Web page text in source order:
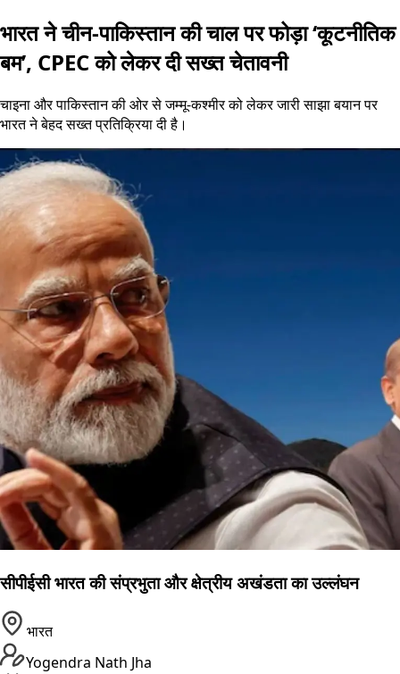
भारत ने चीन-पाकिस्तान की चाल पर फोड़ा ‘कूटनीतिक
बम’, CPEC को लेकर दी सख्त चेतावनी
चाइना और पाकिस्तान की ओर से जम्मू-कश्मीर को लेकर जारी साझा बयान पर
भारत ने बेहद सख्त प्रतिक्रिया दी है।
सीपीईसी भारत की संप्रभुता और क्षेत्रीय अखंडता का उल्लंघन
भारत
Yogendra Nath Jha